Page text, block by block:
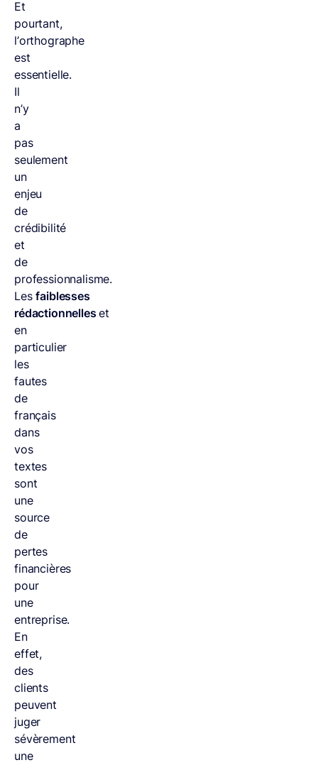
Et
pourtant,
l’orthographe
est
essentielle.
Il
n’y
a
pas
seulement
un
enjeu
de
crédibilité
et
de
professionnalisme.
Lesfaiblesses
rédactionnelleset
en
particulier
les
fautes
de
français
dans
vos
textes
sont
une
source
de
pertes
financières
pour
une
entreprise.
En
effet,
des
clients
peuvent
juger
sévèrement
une